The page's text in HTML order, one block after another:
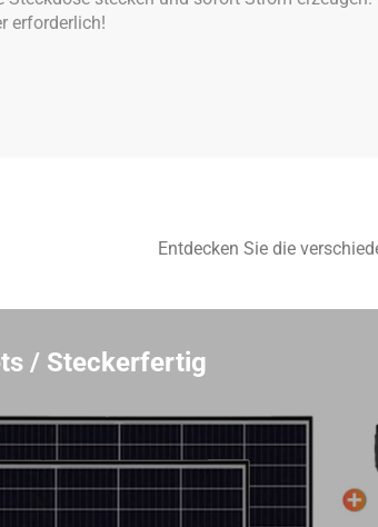
erforderlich!
Entdecken Sie die
/ Steckerfertig